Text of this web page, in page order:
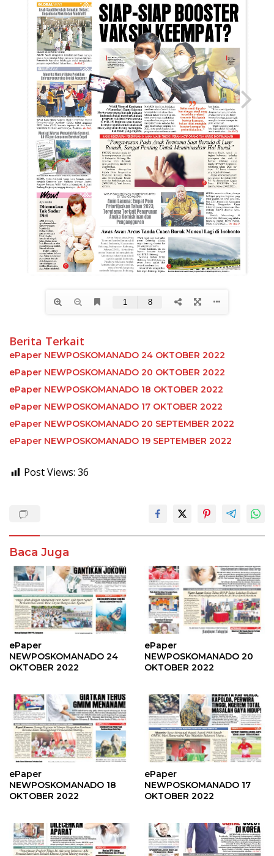
Berita Terkait
ePaper NEWPOSKOMANADO 24 OKTOBER 2022
ePaper NEWPOSKOMANADO 20 OKTOBER 2022
ePaper NEWPOSKOMANADO 18 OKTOBER 2022
ePaper NEWPOSKOMANADO 17 OKTOBER 2022
ePaper NEWPOSKOMANADO 20 SEPTEMBER 2022
ePaper NEWPOSKOMANADO 19 SEPTEMBER 2022
Post Views: 36
Baca Juga
ePaper
NEWPOSKOMANADO 24
OKTOBER 2022
ePaper
NEWPOSKOMANADO 20
OKTOBER 2022
ePaper
NEWPOSKOMANADO 18
OKTOBER 2022
ePaper
NEWPOSKOMANADO 17
OKTOBER 2022